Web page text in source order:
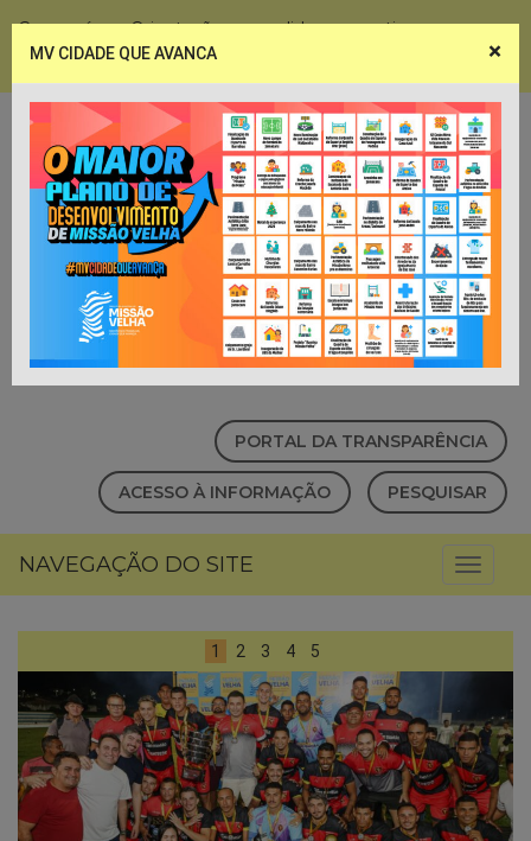
Coronavírus - Orientações e medidas preventivas
PORTAL DA TRANSPARÊNCIA
ACESSO À INFORMAÇÃO PESQUISAR
NAVEGAÇÃO DO SITE
1 2 3 4 5
×
MV CIDADE QUE AVANCA